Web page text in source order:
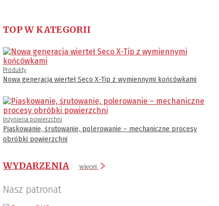
TOP W KATEGORII
Produkty
Nowa generacja wierteł Seco X-Tip z wymiennymi końcówkami
Inżynieria powierzchni
Piaskowanie, śrutowanie, polerowanie – mechaniczne procesy
obróbki powierzchni
WYDARZENIA więcej
Nasz patronat